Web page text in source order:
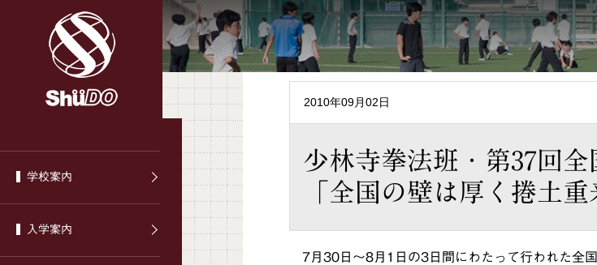
学校案内
入学案内
2010年09月02日
少林寺拳法班・第37回
「全国の壁は厚く捲土重
7月30日～8月1日の3日間にわたって行われた全